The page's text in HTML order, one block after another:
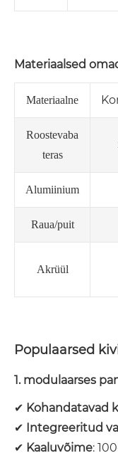
Materiaalsed
Materiaalne
Roostevaba
teras
Alumiinium
Raua/puit
Akrüül
Populaarsed
1. modulaarses
✔ Kohandatavad
✔ Integreeritud
✔ Kaaluvõime: